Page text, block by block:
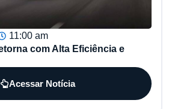
11:00 am
com Alta Eficiência e
Acessar Notícia